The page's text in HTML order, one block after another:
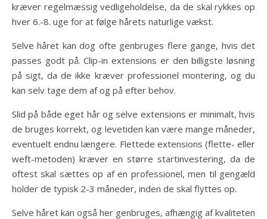
kræver regelmæssig vedligeholdelse, da de skal rykkes op
hver 6.-8. uge for at følge hårets naturlige vækst.
Selve håret kan dog ofte genbruges flere gange, hvis det
passes godt på. Clip-in extensions er den billigste løsning
på sigt, da de ikke kræver professionel montering, og du
kan selv tage dem af og på efter behov.
Slid på både eget hår og selve extensions er minimalt, hvis
de bruges korrekt, og levetiden kan være mange måneder,
eventuelt endnu længere. Flettede extensions (flette- eller
weft-metoden) kræver en større startinvestering, da de
oftest skal sættes op af en professionel, men til gengæld
holder de typisk 2-3 måneder, inden de skal flyttes op.
Selve håret kan også her genbruges, afhængig af kvaliteten